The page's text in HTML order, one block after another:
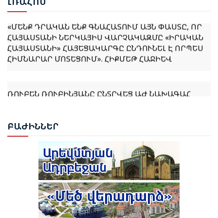
ՀԱՅԱՍՏԱՆԻ ՆԵՐԿԱՅԻՍ ՎԱՐՉԱԿԱԶՄԸ «ԻՐԱԿԱՆ
ՀԱՅԱՍՏԱՆԻ» ՀԱՅԵՑԱԿԱՐԳԸ ԸՆԴՈՒՆԵԼ Է ՈՐՊԵՍ
ՀԻՄՆԱՐԱՐ ՄՈՏԵՑՈՒՄ». ՀԻՔՄԵԹ ՀԱՋԻԵՎ
ՆԱԽԱԳԱՀ ՎԱՀԱԳՆ ԽԱՉԱՏՈՒՐՅԱՆԸ ՍՏՈՐԱԳՐԵՑ
ՆԻԿՈԼ ՓԱՇԻՆՅԱՆԻՆ ՎԱՐՉԱՊԵՏ ՆՇԱՆԱԿԵԼՈՒ
ՄԱՍԻՆ ՀՐԱՄԱՆԱԳԻՐԸ
ԻԼՀԱՄ ԱԼԻԵՎ. ԿԵՆՏՐՈՆԱԿԱՆ ԱՍԻԱՅԻ ԵՐԿՐՆԵՐԻ
ՀԵՏ ՀԱՐԱԲԵՐՈՒԹՅՈՒՆՆԵՐԸ ԱԴՐԲԵՋԱՆԻ
ԱՐՏԱՔԻՆ ՔԱՂԱՔԱԿԱՆՈՒԹՅԱՆ ՀԻՄՆԱԿԱՆ
ԱՌԱՋՆԱՀԵՐԹՈՒԹՅՈՒՆՆԵՐԻՑ ՄԵԿՆ ԵՆ
ԲԱԺԻՆՆԵՐ